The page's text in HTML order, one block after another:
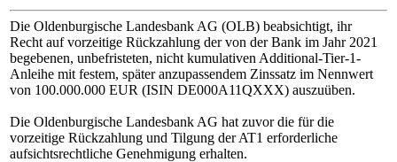
Die Oldenburgische Landesbank AG (OLB) beabsichtigt, ihr
Recht auf vorzeitige Rückzahlung der von der Bank im Jahr 2021
begebenen, unbefristeten, nicht kumulativen Additional-Tier-1-
Anleihe mit festem, später anzupassendem Zinssatz im Nennwert
von 100.000.000 EUR (ISIN DE000A11QXXX) auszuüben.
Die Oldenburgische Landesbank AG hat zuvor die für die
vorzeitige Rückzahlung und Tilgung der AT1 erforderliche
aufsichtsrechtliche Genehmigung erhalten.